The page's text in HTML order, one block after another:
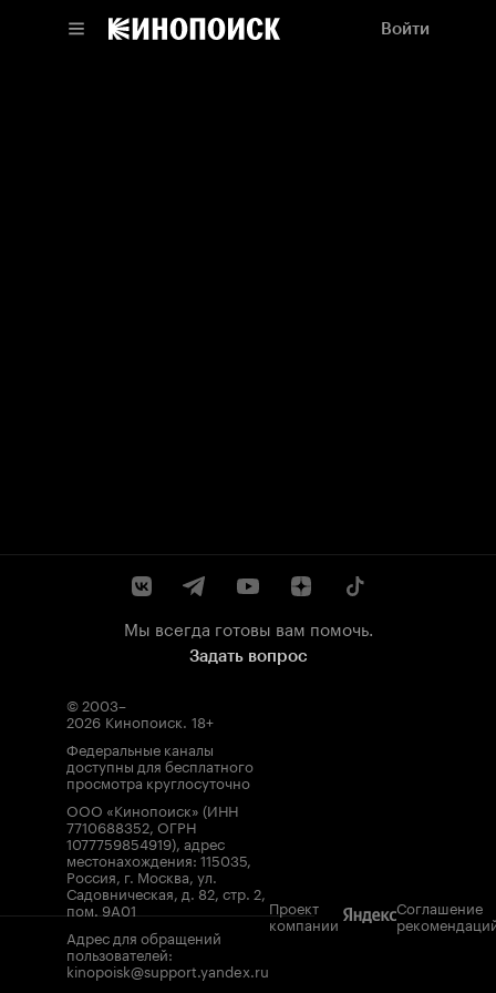
Войти
Мы всегда готовы вам помочь.
Задать вопрос
© 2003–
2026 Кинопоиск. 18+
Федеральные каналы
доступны для бесплатного
просмотра круглосуточно
ООО «Кинопоиск» (ИНН
7710688352, ОГРН
1077759854919), адрес
местонахождения: 115035,
Россия, г. Москва, ул.
Садовническая, д. 82, стр. 2,
пом. 9А01
Адрес для обращений
пользователей:
kinopoisk@support.yandex.ru
Проект
компании
Соглашение